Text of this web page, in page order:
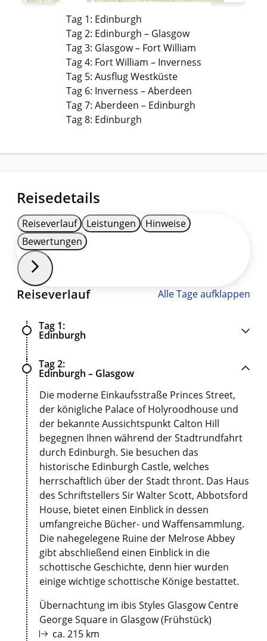
Tag 1: Edinburgh
Tag 2: Edinburgh – Glasgow
Tag 3: Glasgow – Fort William
Tag 4: Fort William – Inverness
Tag 5: Ausflug Westküste
Tag 6: Inverness – Aberdeen
Tag 7: Aberdeen – Edinburgh
Tag 8: Edinburgh
Reisedetails
Reiseverlauf Leistungen
Hinweise
Bewertungen
Reiseverlauf Alle Tage aufklappen
Tag 1
Edinburgh
Tag 2
Edinburgh – Glasgow
Die moderne Einkaufsstraße Princes Street,
der königliche Palace of Holyroodhouse und
der bekannte Aussichtspunkt Calton Hill
begegnen Ihnen während der Stadtrundfahrt
durch Edinburgh. Sie besuchen das
historische Edinburgh Castle, welches
herrschaftlich über der Stadt thront. Das Haus
des Schriftstellers Sir Walter Scott, Abbotsford
House, bietet einen Einblick in dessen
umfangreiche Bücher- und Waffensammlung.
Die nahegelegene Ruine der Melrose Abbey
gibt abschließend einen Einblick in die
schottische Geschichte, denn hier wurden
einige wichtige schottische Könige bestattet.
Übernachtung im ibis Styles Glasgow Centre
George Square in Glasgow (Frühstück)
ca. 215 km